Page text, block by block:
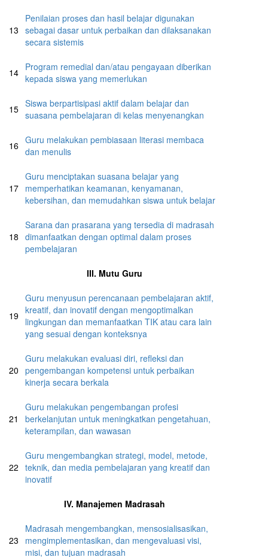
13
Penilaian proses dan hasil belajar digunakan
sebagai dasar untuk perbaikan dan dilaksanakan
secara sistemis
14 Program remedial dan/atau pengayaan diberikan
kepada siswa yang memerlukan
15 Siswa berpartisipasi aktif dalam belajar dan
suasana pembelajaran di kelas menyenangkan
16 Guru melakukan pembiasaan literasi membaca
dan menulis
17
Guru menciptakan suasana belajar yang
memperhatikan keamanan, kenyamanan,
kebersihan, dan memudahkan siswa untuk belajar
18
Sarana dan prasarana yang tersedia di madrasah
dimanfaatkan dengan optimal dalam proses
pembelajaran
III. Mutu Guru
19
Guru menyusun perencanaan pembelajaran aktif,
kreatif, dan inovatif dengan mengoptimalkan
lingkungan dan memanfaatkan TIK atau cara lain
yang sesuai dengan konteksnya
20
Guru melakukan evaluasi diri, refleksi dan
pengembangan kompetensi untuk perbaikan
kinerja secara berkala
21
Guru melakukan pengembangan profesi
berkelanjutan untuk meningkatkan pengetahuan,
keterampilan, dan wawasan
22
Guru mengembangkan strategi, model, metode,
teknik, dan media pembelajaran yang kreatif dan
inovatif
IV. Manajemen Madrasah
23
Madrasah mengembangkan, mensosialisasikan,
mengimplementasikan, dan mengevaluasi visi,
misi, dan tujuan madrasah